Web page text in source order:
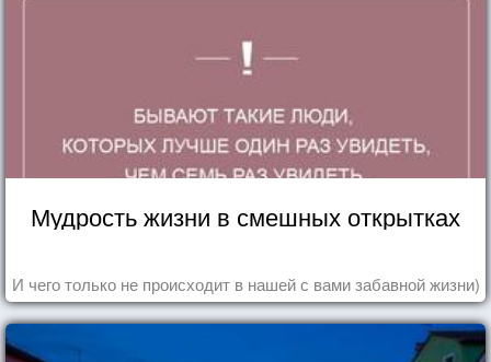
Мудрость жизни в смешных открытках
И чего только не происходит в нашей с вами забавной жизни)